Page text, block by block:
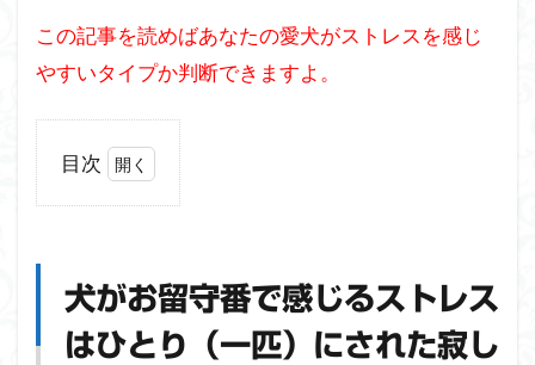
この記事を読めばあなたの愛犬がストレスを感じ
やすいタイプか判断できますよ。
目次
で感
じる
スト
犬がお留守番で感じるストレス
はひとり（一匹）にされた寂し